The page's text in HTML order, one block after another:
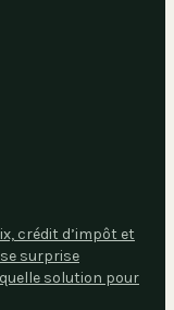
crédit d’impôt et
surprise
solution pour